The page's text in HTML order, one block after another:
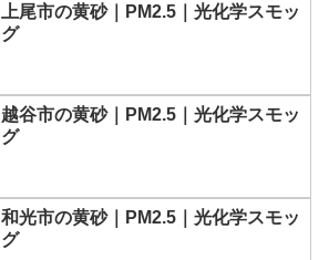
上尾市の黄砂｜PM2.5｜光化学スモッ
グ
越谷市の黄砂｜PM2.5｜光化学スモッ
グ
和光市の黄砂｜PM2.5｜光化学スモッ
グ